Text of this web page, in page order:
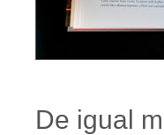
De igual